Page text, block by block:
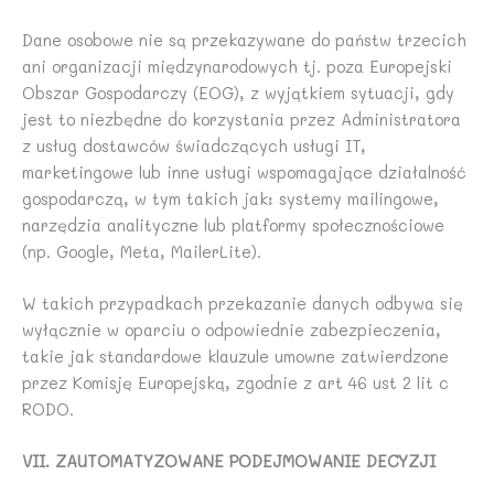
Dane osobowe nie są przekazywane do państw trzecich
ani organizacji międzynarodowych tj. poza Europejski
Obszar Gospodarczy (EOG), z wyjątkiem sytuacji, gdy
jest to niezbędne do korzystania przez Administratora
z usług dostawców świadczących usługi IT,
marketingowe lub inne usługi wspomagające działalność
gospodarczą, w tym takich jak: systemy mailingowe,
narzędzia analityczne lub platformy społecznościowe
(np. Google, Meta, MailerLite).
W takich przypadkach przekazanie danych odbywa się
wyłącznie w oparciu o odpowiednie zabezpieczenia,
takie jak standardowe klauzule umowne zatwierdzone
przez Komisję Europejską, zgodnie z art 46 ust 2 lit c
RODO.
VII. ZAUTOMATYZOWANE PODEJMOWANIE DECYZJI